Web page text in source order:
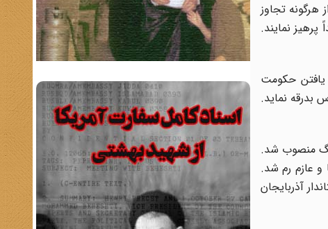
تجاوز
نمایند.
یافتن‌ حکومت
‌بدرقه ‌نماید.
جنگ‌ منصوب شد.
‌در ایتالیا و عازم رم شد.
به ‌ایران‌ بازگشت ‌و در دوره ‌کوتاهی ‌در سال ۱۳۳۳ شمسی ‌استاندار آذربایجان